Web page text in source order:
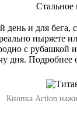
Стальное
и для
ныряете
с
Подробнее
Кнопка Action